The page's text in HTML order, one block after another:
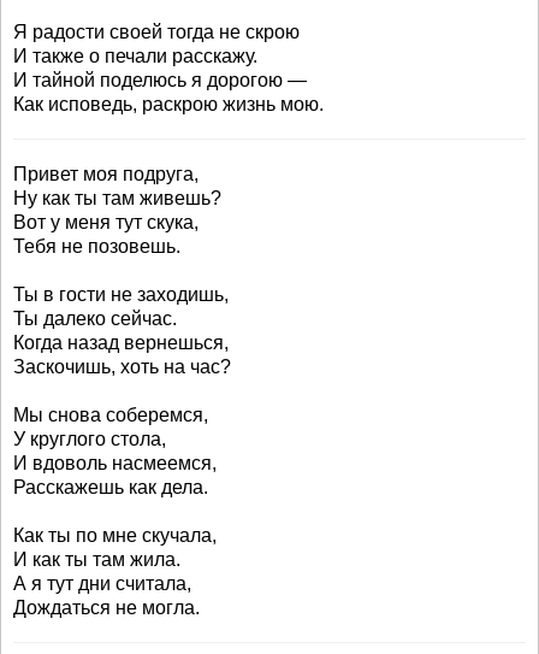
Я радости своей тогда не скрою
И также о печали расскажу.
И тайной поделюсь я дорогою —
Как исповедь, раскрою жизнь мою.
Привет моя подруга,
Ну как ты там живешь?
Вот у меня тут скука,
Тебя не позовешь.
Ты в гости не заходишь,
Ты далеко сейчас.
Когда назад вернешься,
Заскочишь, хоть на час?
Мы снова соберемся,
У круглого стола,
И вдоволь насмеемся,
Расскажешь как дела.
Как ты по мне скучала,
И как ты там жила.
А я тут дни считала,
Дождаться не могла.